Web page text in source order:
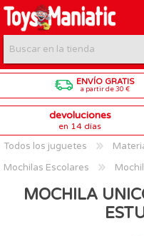
ENVÍO GRATIS
a partir de 30 €
devoluciones
en 14 días
Todos los juguetes
Mochilas Escolares
MOCHILA